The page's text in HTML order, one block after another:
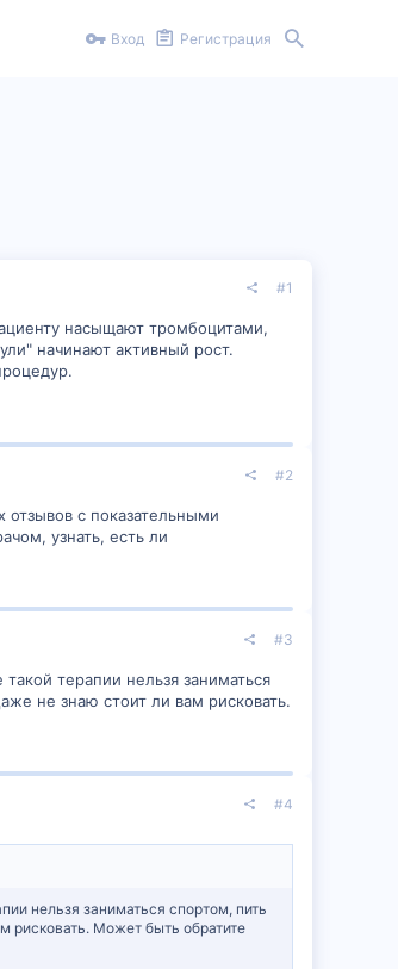
Вход Регистрация
#1
насыщают тромбоцитами,
начинают активный рост.
#2
с показательными
узнать, есть ли
#3
терапии нельзя заниматься
не знаю стоит ли вам рисковать.
#4
нельзя заниматься спортом, пить
рисковать. Может быть обратите